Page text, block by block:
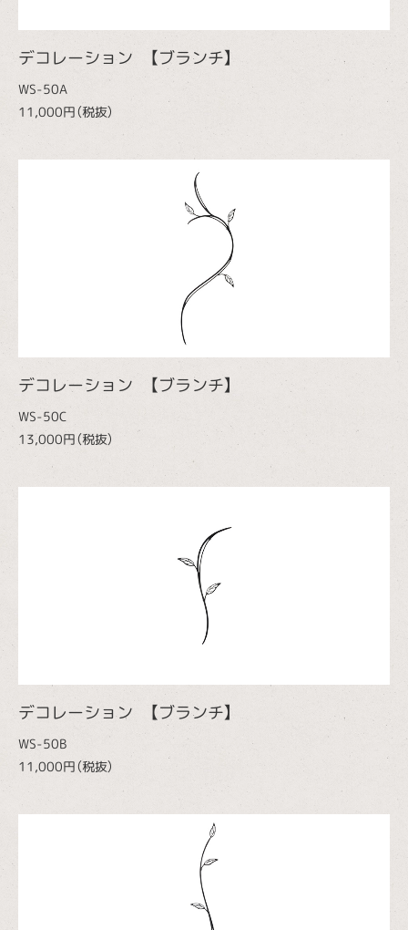
デコレーション 【ブランチ】
WS-50A
11,000円（税抜）
デコレーション 【ブランチ】
WS-50C
13,000円（税抜）
デコレーション 【ブランチ】
WS-50B
11,000円（税抜）